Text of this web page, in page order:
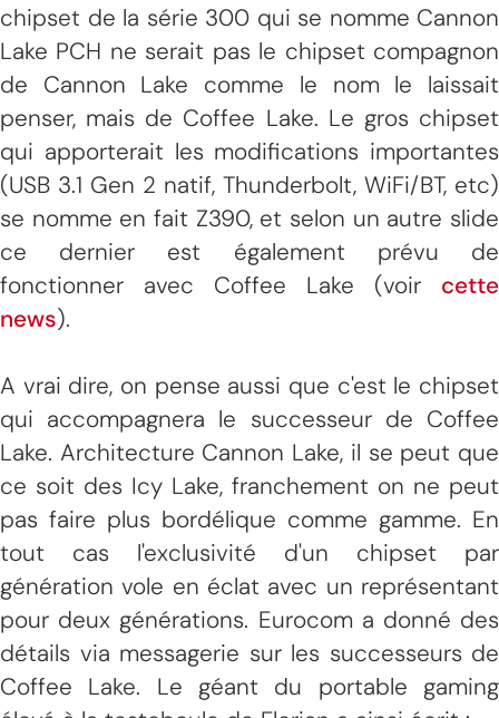
chipset de la série 300 qui se nomme Cannon
Lake PCH ne serait pas le chipset compagnon
de Cannon Lake comme le nom le laissait
penser, mais de Coffee Lake. Le gros chipset
qui apporterait les modifications importantes
(USB 3.1 Gen 2 natif, Thunderbolt, WiFi/BT, etc)
se nomme en fait Z390, et selon un autre slide
ce dernier est également prévu de
fonctionner avec Coffee Lake (voir cette
news).
A vrai dire, on pense aussi que c'est le chipset
qui accompagnera le successeur de Coffee
Lake. Architecture Cannon Lake, il se peut que
ce soit des Icy Lake, franchement on ne peut
pas faire plus bordélique comme gamme. En
tout cas l'exclusivité d'un chipset par
génération vole en éclat avec un représentant
pour deux générations. Eurocom a donné des
détails via messagerie sur les successeurs de
Coffee Lake. Le géant du portable gaming